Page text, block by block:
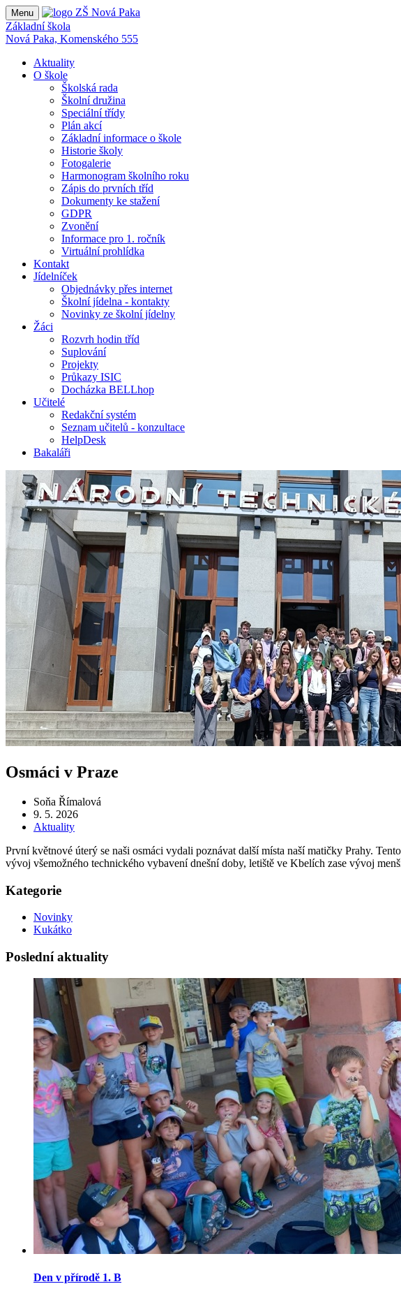
Menu
Základní škola
Nová Paka, Komenského 555
Aktuality
O škole
Školská rada
Školní družina
Speciální třídy
Plán akcí
Základní informace o škole
Historie školy
Fotogalerie
Harmonogram školního roku
Zápis do prvních tříd
Dokumenty ke stažení
GDPR
Zvonění
Informace pro 1. ročník
Virtuální prohlídka
Kontakt
Jídelníček
Objednávky přes internet
Školní jídelna - kontakty
Novinky ze školní jídelny
Žáci
Rozvrh hodin tříd
Suplování
Projekty
Průkazy ISIC
Docházka BELLhop
Učitelé
Redakční systém
Seznam učitelů - konzultace
HelpDesk
Bakaláři
Osmáci v Praze
Soňa Římalová
9. 5. 2026
Aktuality
První květnové úterý se naši osmáci vydali poznávat další místa naší matičky Prahy.
vývoj všemožného technického vybavení dnešní doby, letiště ve Kbelích zase vývoj
Kategorie
Novinky
Kukátko
Poslední aktuality
Den v přírodě 1. B